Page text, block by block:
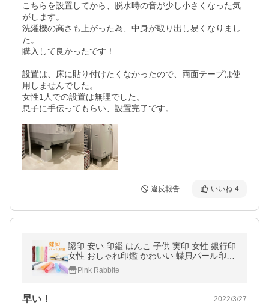
こちらを設置してから、脱水時の音が少し小さくなった気
がします。
洗濯機の高さも上がった為、中身が取り出し易くなりまし
た。
購入して良かったです！
設置は、床に貼り付けたくなかったので、両面テープは使
用しませんでした。
女性1人での設置は無理でした。
息子に手伝ってもらい、設置完了です。
違反報告 いいね 4
認印 安い 印鑑 はんこ 子供 実印 女性 銀行印
女性 おしゃれ印鑑 かわいい 蝶貝パール印鑑
12.0mm(N004) 印鑑ケースセット ハンコ 判
Pink Rabbite
早い！ 2022/3/27